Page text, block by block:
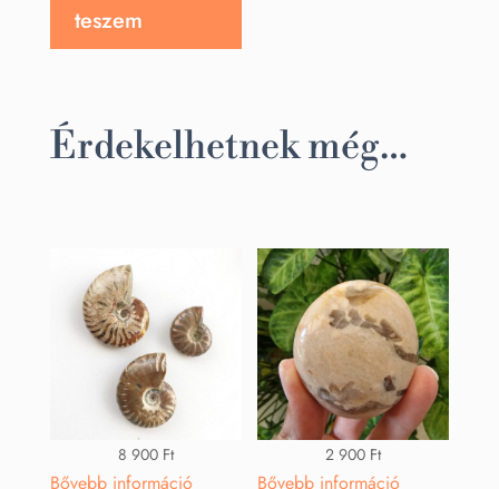
teszem
Érdekelhetnek még…
8 900 Ft
Bővebb információ
2 900 Ft
Bővebb információ